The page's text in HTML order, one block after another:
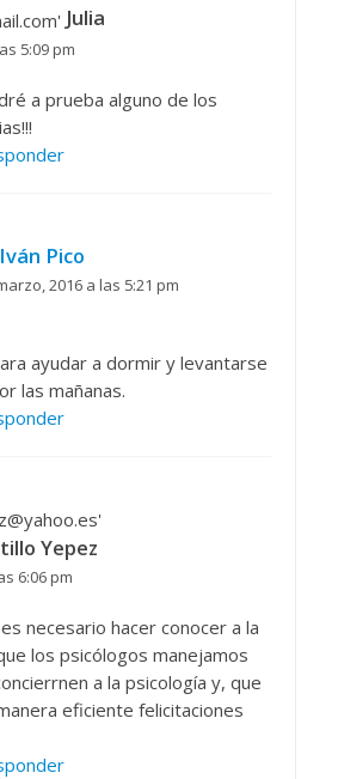
Julia
5:09 pm
a prueba alguno de los
Iván Pico
2016 a las 5:21 pm
ayudar a dormir y levantarse
las mañanas.
Yepez
6:06 pm
necesario hacer conocer a la
los psicólogos manejamos
a la psicología y, que
eficiente felicitaciones